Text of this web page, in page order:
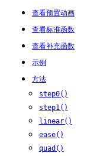
查看预置动画
查看标准函数
查看补充函数
示例
方法
step0()
step1()
linear()
ease()
quad()